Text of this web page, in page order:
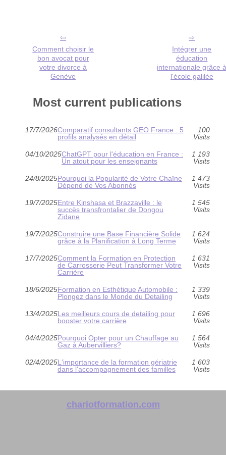
Comment choisir le
bon avocat pour
votre divorce à
Genève
Intégrer une
éducation
internationale grâce
l'école galilée
Most current publications
17/7/2026Comparatif consultants GEO France : 5
profils analysés en détail
100
Visits
04/10/2025ChatGPT pour l'éducation en France :
Un atout pour les enseignants
1 193
Visits
24/8/2025Pourquoi la Popularité de Votre Chaîne
Dépend de Vos Abonnés
1 473
Visits
19/7/2025Entre Kinshasa et Brazzaville : le
succès transfrontalier de Dongou
Zidane
1 545
Visits
19/7/2025Construire une Base Financière Solide
grâce à la Planification à Long Terme
1 624
Visits
17/7/2025Comment la Formation en Protection
de Carrosserie Peut Transformer Votre
Carrière
1 631
Visits
18/6/2025Formation en Esthétique Automobile :
Plongez dans le Monde du Detailing
1 339
Visits
13/4/2025Les meilleurs cours de detailing pour
booster votre carrière
1 696
Visits
04/4/2025Pourquoi Opter pour un Chauffage au
Gaz à Aubervilliers?
1 564
Visits
02/4/2025L'importance de la formation gériatrie
dans l'accompagnement des familles
1 603
Visits
chariotformation.com